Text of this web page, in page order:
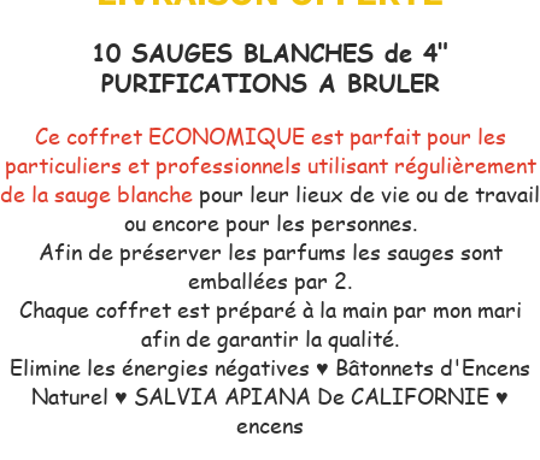
10 SAUGES BLANCHES de 4"
PURIFICATIONS A BRULER
Ce coffret ECONOMIQUE est parfait pour les
particuliers et professionnels utilisant régulièrement
de la sauge blanche pour leur lieux de vie ou de travail
ou encore pour les personnes.
Afin de préserver les parfums les sauges sont
emballées par 2.
Chaque coffret est préparé à la main par mon mari
afin de garantir la qualité.
Elimine les énergies négatives ♥ Bâtonnets d'Encens
Naturel ♥ SALVIA APIANA De CALIFORNIE ♥
encens